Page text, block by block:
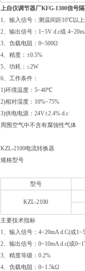
上自仪调节器厂KFG-1300信号
1、输入信号：测温间距10℃以
2、输出信号： 1~5V d.c或
3、负载电阻： 0~500Ω
4、精度： ±0.5%
5、功耗： ≤2W
6、工作条件：
1)环境温度： 5~40℃
2)相对湿度： 10%~75%
3)供电电源： 24V±2.4% d.c
周围空气中不含有腐蚀性气体
KZL-2100电流转换器
规格型号
型号
KZL-2100
主要技术指标
1、输入信号：4~20mA d.C(或
2、输出信号：0~10mA d.c(或
3、精度等级：0.2%
4、负载电阻：0~1.5kΩ